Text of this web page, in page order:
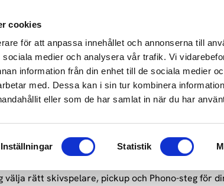
cookies
för att anpassa innehållet och annonserna till
medier och analysera vår trafik. Vi
information från din enhet till de sociala medier
med. Dessa kan i sin tur kombinera
eller som de har samlat in när du har
Inställningar Statistik
SKIVSPELARE STEREO HEMMABIO
Music Hall för att garantera högsta kvalitet och
rätt skivspelare, pickup och Phono-steg för